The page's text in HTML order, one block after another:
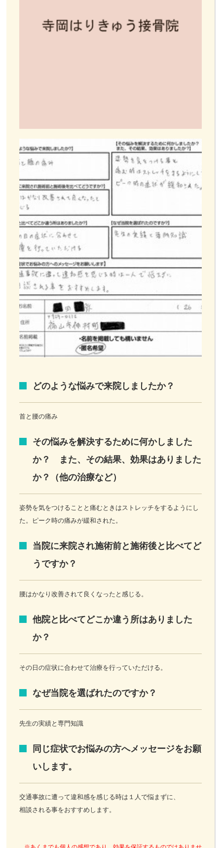
どのような悩みで来院しましたか？
首と腰の痛み
その悩みを解決するために何かしました
か？ また、その結果、効果はありました
か？（他の治療など）
姿勢を気をつけることと痛むときはストレッチをするようにし
た。ピーク時の痛みが緩和された。
当院に来院され施術前と施術後と比べてど
うですか？
腰はかなり改善されて良くなったと感じる。
他院と比べてどこか違う所はありました
か？
その日の症状に合わせて治療を行っていただける。
なぜ当院を選ばれたのですか？
先生の実績と専門知識
同じ症状でお悩みの方へメッセージをお願
いします。
交通事故に遭って違和感を感じる時は１人で悩まずに、
相談される事をおすすめします。